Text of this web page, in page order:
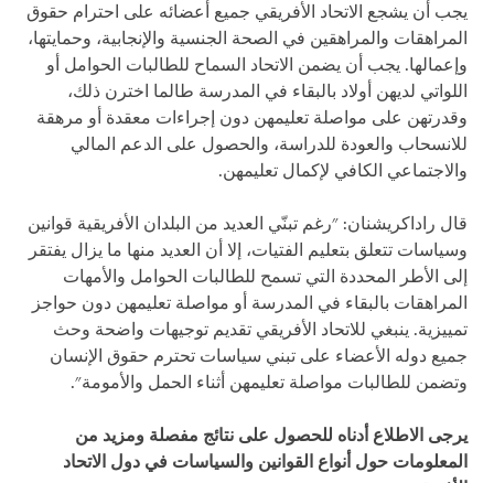
يجب أن يشجع الاتحاد الأفريقي جميع أعضائه على احترام حقوق
المراهقات والمراهقين في الصحة الجنسية والإنجابية، وحمايتها،
وإعمالها. يجب أن يضمن الاتحاد السماح للطالبات الحوامل أو
اللواتي لديهن أولاد بالبقاء في المدرسة طالما اخترن ذلك،
وقدرتهن على مواصلة تعليمهن دون إجراءات معقدة أو مرهقة
للانسحاب والعودة للدراسة، والحصول على الدعم المالي
والاجتماعي الكافي لإكمال تعليمهن.
قال راداكريشنان: "رغم تبنّي العديد من البلدان الأفريقية قوانين
وسياسات تتعلق بتعليم الفتيات، إلا أن العديد منها ما يزال يفتقر
إلى الأطر المحددة التي تسمح للطالبات الحوامل والأمهات
المراهقات بالبقاء في المدرسة أو مواصلة تعليمهن دون حواجز
تمييزية. ينبغي للاتحاد الأفريقي تقديم توجيهات واضحة وحث
جميع دوله الأعضاء على تبني سياسات تحترم حقوق الإنسان
وتضمن للطالبات مواصلة تعليمهن أثناء الحمل والأمومة".
يرجى الاطلاع أدناه للحصول على نتائج مفصلة ومزيد من
المعلومات حول أنواع القوانين والسياسات في دول الاتحاد